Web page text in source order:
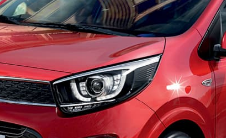
בתל אביב
רעננה
חולון